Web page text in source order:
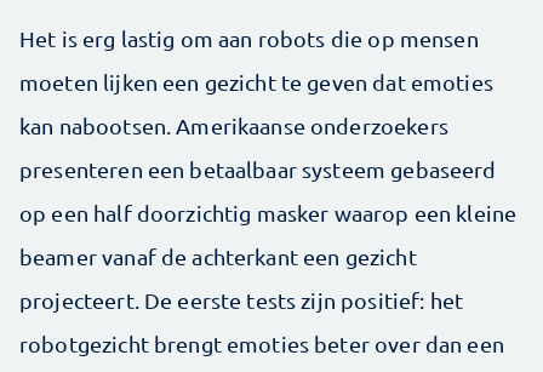
Het is erg lastig om aan robots die op mensen
moeten lijken een gezicht te geven dat emoties
kan nabootsen. Amerikaanse onderzoekers
presenteren een betaalbaar systeem gebaseerd
op een half doorzichtig masker waarop een kleine
beamer vanaf de achterkant een gezicht
projecteert. De eerste tests zijn positief: het
robotgezicht brengt emoties beter over dan een